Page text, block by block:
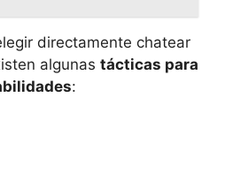
directamente chatear
algunas tácticas para
: